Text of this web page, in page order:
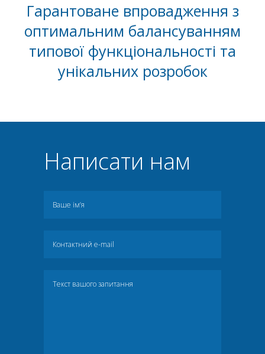
Гарантоване впровадження з
оптимальним балансуванням
типової функціональності та
унікальних розробок
Написати нам